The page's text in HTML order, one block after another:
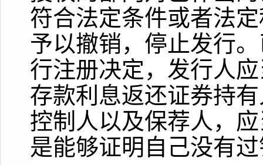
符合法定条件或者法
予以撤销，停止发行
行注册决定，发行人
存款利息返还证券持
控制人以及保荐人，
是能够证明自己没有